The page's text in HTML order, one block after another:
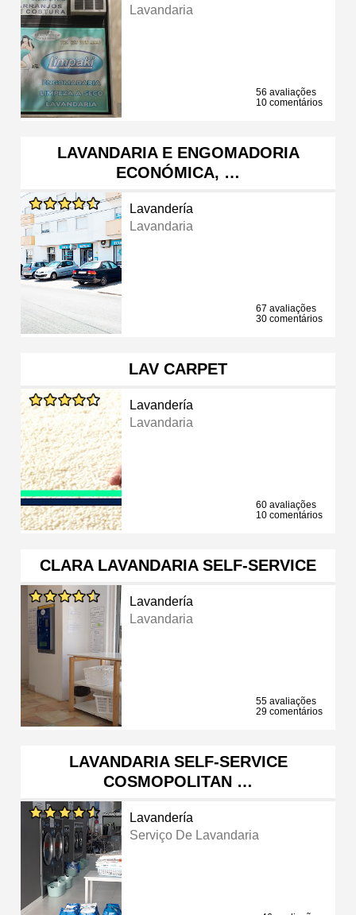
Lavandaria
56 avaliações
10 comentários
LAVANDARIA E ENGOMADORIA
ECONÓMICA, …
Lavandería
Lavandaria
67 avaliações
30 comentários
LAV CARPET
Lavandería
Lavandaria
60 avaliações
10 comentários
CLARA LAVANDARIA SELF-SERVICE
Lavandería
Lavandaria
55 avaliações
29 comentários
LAVANDARIA SELF-SERVICE
COSMOPOLITAN …
Lavandería
Serviço De Lavandaria